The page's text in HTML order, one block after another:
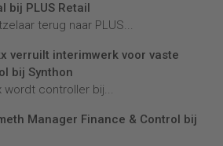
bij PLUS Retail
terug naar PLUS...
verruilt interimwerk voor vaste
bij Synthon
wordt controller bij...
Manager Finance & Control bij